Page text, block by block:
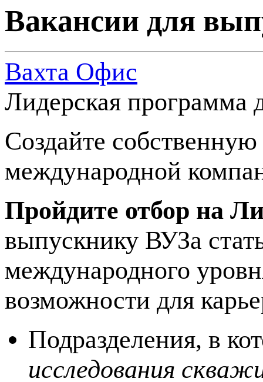
Вакансии для
Вахта Офис
Лидерская программа
Создайте
международной
Пройдите отбор на
выпускнику ВУЗа
международного
возможности для
Подразделения, в
исследования